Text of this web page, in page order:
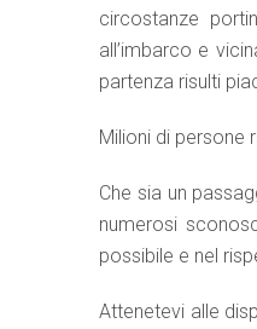
circostanze
all’imbarco e
partenza risulti
Milioni di persone
Che sia un
numerosi
possibile e nel
Attenetevi alle